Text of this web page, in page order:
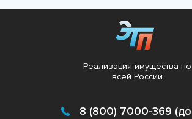
Реализация имущества по
всей России
8 (800) 7000-369